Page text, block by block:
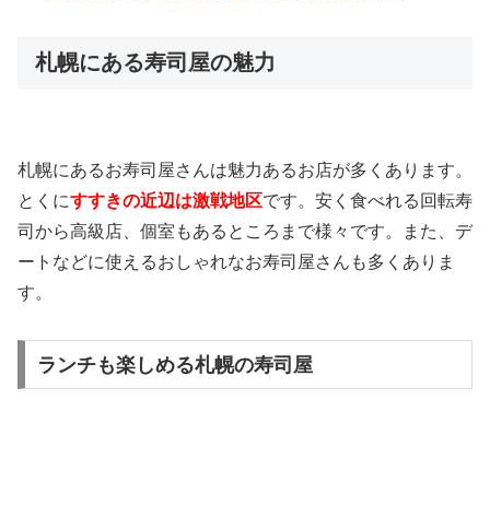
札幌にある寿司屋の魅力
札幌にあるお寿司屋さんは魅力あるお店が多くあります。
とくにすすきの近辺は激戦地区です。安く食べれる回転寿
司から高級店、個室もあるところまで様々です。また、デ
ートなどに使えるおしゃれなお寿司屋さんも多くありま
す。
ランチも楽しめる札幌の寿司屋